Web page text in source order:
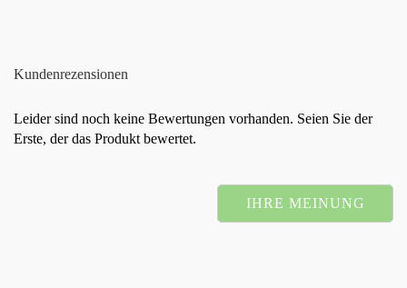
Kundenrezensionen
Leider sind noch keine Bewertungen vorhanden. Seien Sie der
Erste, der das Produkt bewertet.
IHRE MEINUNG